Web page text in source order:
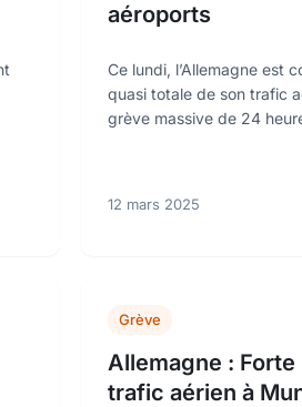
aéroports
Ce lundi, l’Allemagne est
quasi totale de son trafic
grève massive de 24
12 mars 2025
Grève
Allemagne :
trafic aérien à